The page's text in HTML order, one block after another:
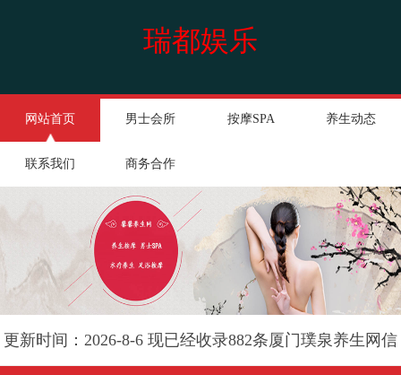
瑞都娱乐
网站首页 男士会所 按摩SPA 养生动态
联系我们 商务合作
更新时间：2026-8-6 现已经收录882条厦门璞泉养生网信